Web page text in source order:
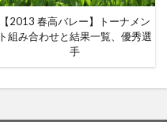
【2013 春高バレー】トーナメン
ト組み合わせと結果一覧、優秀選
手